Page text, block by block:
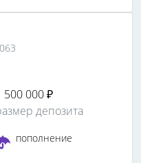
500 000 ₽
депозита
пополнение